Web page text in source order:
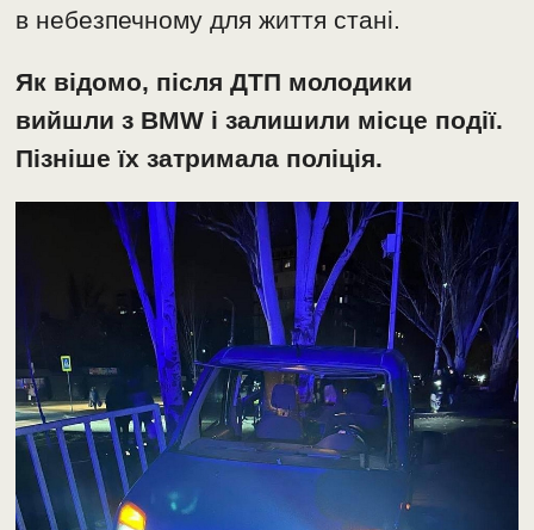
в небезпечному для життя стані.
Як відомо, після ДТП молодики
вийшли з BMW і залишили місце події.
Пізніше їх затримала поліція.